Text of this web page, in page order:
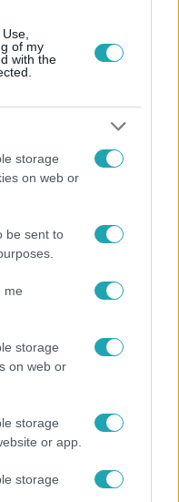
of my
with the
storage
on web or
be sent to
me
storage
on web or
storage
or app.
storage
sikereket hozhat